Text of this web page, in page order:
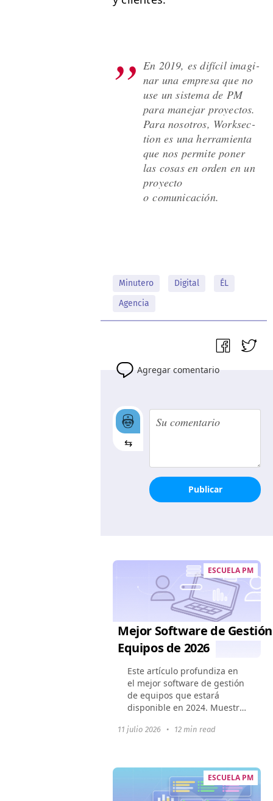
En 2019, es difí­cil imag­i­
nar una empre­sa que no
use un sis­tema de PM
para mane­jar proyec­tos.
Para nosotros, Work­sec­
tion es una her­ramien­ta
que nos per­mite pon­er
las cosas en orden en un
proyec­to
o comunicación.
Minutero Digital
ÉL
Agencia
Agregar comentario
⇆
Publicar
ESCUELA PM
Mejor Software de
Equipos de 2026
Este artículo profundiza en
el mejor software de gestión
de equipos que estará
disponible en 2024. Muestra
pueden cambiar la dinámica
11 julio 2026 • 12 min read
ESCUELA PM